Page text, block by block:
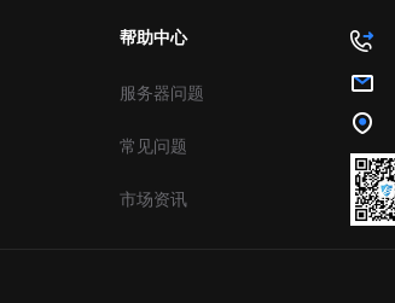
帮助中心
服务器问题
常见问题
市场资讯